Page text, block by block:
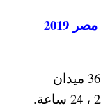
أرقام تليفونات صيدليات الإسعاف في مصر 2019
– عنوان صيدلية الإسعاف في القاهرة 36 ميدان